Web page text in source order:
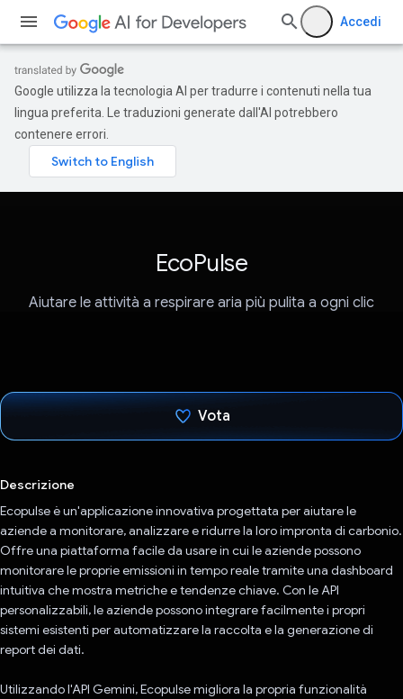
Accedi
Google utilizza la tecnologia AI per tradurre i contenuti nella tua
lingua preferita. Le traduzioni generate dall'AI potrebbero
contenere errori.
EcoPulse
Aiutare le attività a respirare aria più pulita a ogni clic
Vota
Descrizione
Ecopulse è un'applicazione innovativa progettata per aiutare le
aziende a monitorare, analizzare e ridurre la loro impronta di carbonio.
Offre una piattaforma facile da usare in cui le aziende possono
monitorare le proprie emissioni in tempo reale tramite una dashboard
intuitiva che mostra metriche e tendenze chiave. Con le API
personalizzabili, le aziende possono integrare facilmente i propri
sistemi esistenti per automatizzare la raccolta e la generazione di
report dei dati.
Utilizzando l'API Gemini, Ecopulse migliora la propria funzionalità